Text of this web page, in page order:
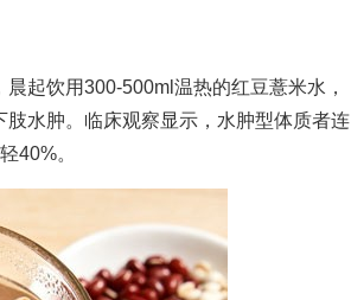
饮用300-500ml温热的红豆薏米水，
水肿。临床观察显示，水肿型体质者连
40%。